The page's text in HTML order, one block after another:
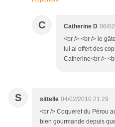
C Catherine D 06/
<br /> <br /> le
lui ai offert des
Catherine<br />
S sittelle 04/02/2010 21:29
<br /> Coqueret du Pérou
bien gourmande depuis